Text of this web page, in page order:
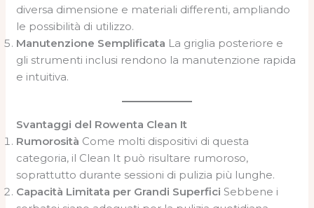
diversa dimensione e materiali differenti, ampliando
le possibilità di utilizzo.
Manutenzione Semplificata La griglia posteriore e
gli strumenti inclusi rendono la manutenzione rapida
e intuitiva.
Svantaggi del Rowenta Clean It
Rumorosità Come molti dispositivi di questa
categoria, il Clean It può risultare rumoroso,
soprattutto durante sessioni di pulizia più lunghe.
Capacità Limitata per Grandi Superfici Sebbene i